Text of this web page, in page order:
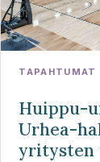
TAPAHTUMAT
Huippu-
Urhea-
yritysten